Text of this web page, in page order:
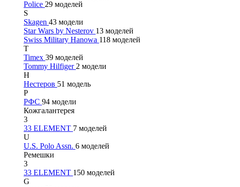
Police 29 моделей
S
Skagen 43 модели
Star Wars by Nesterov 13 моделей
Swiss Military Hanowa 118 моделей
T
Timex 39 моделей
Tommy Hilfiger 2 модели
Н
Нестеров 51 модель
Р
РФС 94 модели
Кожгалантерея
3
33 ELEMENT 7 моделей
U
U.S. Polo Assn. 6 моделей
Ремешки
3
33 ELEMENT 150 моделей
G